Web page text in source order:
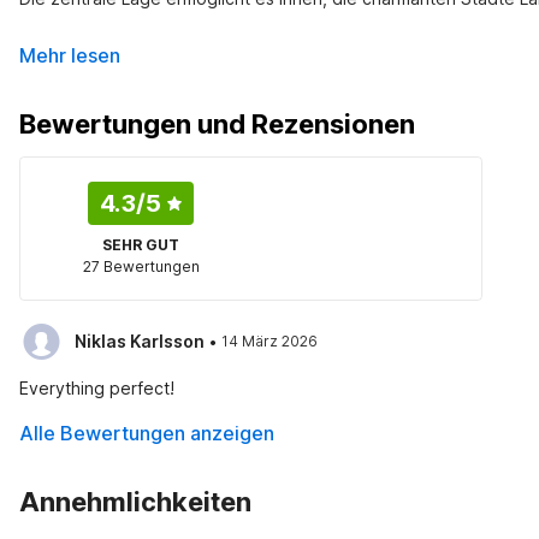
Mehr lesen
Bewertungen und Rezensionen
4.3/5
SEHR GUT
27 Bewertungen
Niklas Karlsson · 14 März 2026
Everything perfect!
Alle Bewertungen anzeigen
Annehmlichkeiten